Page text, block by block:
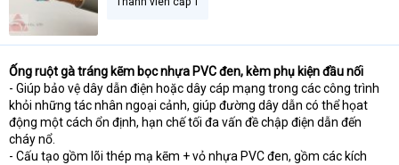
a
r
e
r
Ống ruột gà tráng kẽm bọc nhựa PVC đen, kèm phụ kiện đầu nối
- Giúp bảo vệ dây dẫn điện hoặc dây cáp mạng trong các công trình
khỏi những tác nhân ngoại cảnh, giúp đường dây dẫn có thể họat
động một cách ổn định, hạn chế tối đa vấn đề chập điện dẫn đến
cháy nổ.
- Cấu tạo gồm lõi thép mạ kẽm + vỏ nhựa PVC đen, gồm các kích